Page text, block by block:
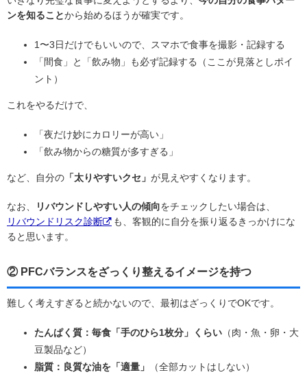
ンを知ることから始めるほうが確実です。
1〜3日だけでもいいので、スマホで食事を撮影・記録する
「間食」と「飲み物」も必ず記録する（ここが見落としポイ
ント）
これをやるだけで、
「夜だけ妙にカロリーが高い」
「飲み物からの糖質が多すぎる」
など、自分の 「太りやすいクセ」 が見えやすくなります。
なお、 リバウンドしやすい人の傾向をチェックしたい場合は、
リバウンドリスク診断
も、客観的に自分を振り返るきっかけにな
ると思います。
② PFCバランスをざっくり整えるイメージを持つ
難しく考えすぎると続かないので、最初はざっくりでOKです。
たんぱく質：毎食「手のひら1枚分」くらい （肉・魚・卵・大
豆製品など）
脂質：良質な油を「適量」
（全部カットはしない）